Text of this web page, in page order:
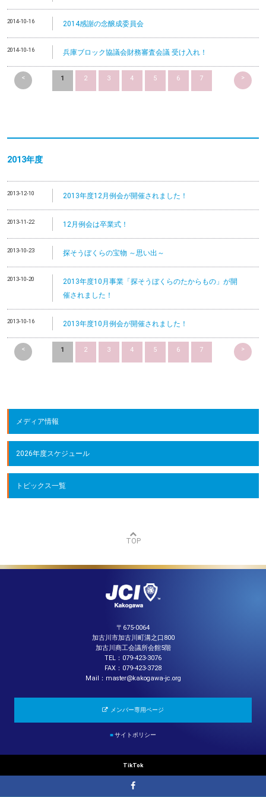
2014-10-16 2014感謝の念醸成委員会
2014-10-16 兵庫ブロック協議会財務審査会議 受け入れ！
< 1 2 3 4 5 6 7 >
2013年度
2013-12-10 2013年度12月例会が開催されました！
2013-11-22 12月例会は卒業式！
2013-10-23 探そうぼくらの宝物 ～思い出～
2013-10-20
2013年度10月事業「探そうぼくらのたからもの」が開
催されました！
2013-10-16 2013年度10月例会が開催されました！
< 1 2 3 4 5 6 7 >
メディア情報
2026年度スケジュール
トピックス一覧
TOP
〒675-0064
加古川市加古川町溝之口800
加古川商工会議所会館5階
TEL：079-423-3076
FAX：079-423-3728
Mail：master@kakogawa-jc.org
メンバー専用ページ
■サイトポリシー
TikTok